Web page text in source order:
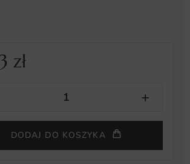
zł
DODAJ DO KOSZYKA